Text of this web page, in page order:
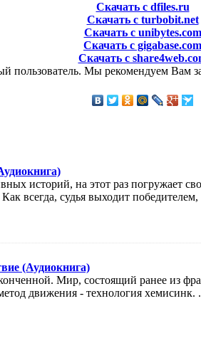
Скачать с dfiles.ru
Скачать с turbobit.net
Скачать с unibytes.com
Скачать с gigabase.com
Скачать с
пользователь. Мы рекомендуем Вам
историй, на этот раз погружает
всегда, судья выходит победителем,
(Аудиокнига)
Мир, состоящий ранее из
движения - технология хемисинк.